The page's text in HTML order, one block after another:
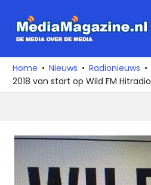
naar
media
over
de
Home Nieuws Radionieuws
2018 van start op Wild FM Hitradio